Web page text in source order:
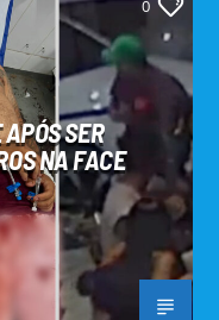
0
SER
NA FACE